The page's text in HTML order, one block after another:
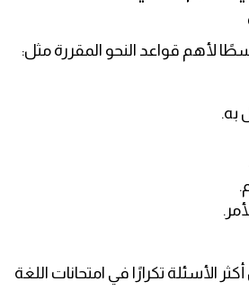
لأهم قواعد النحو المقررة مثل:
به.
الأسئلة تكرارًا في امتحانات اللغة